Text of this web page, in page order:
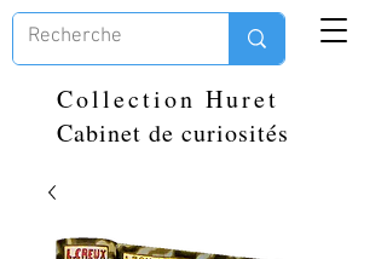
Collection Huret
Cabinet de curiosités